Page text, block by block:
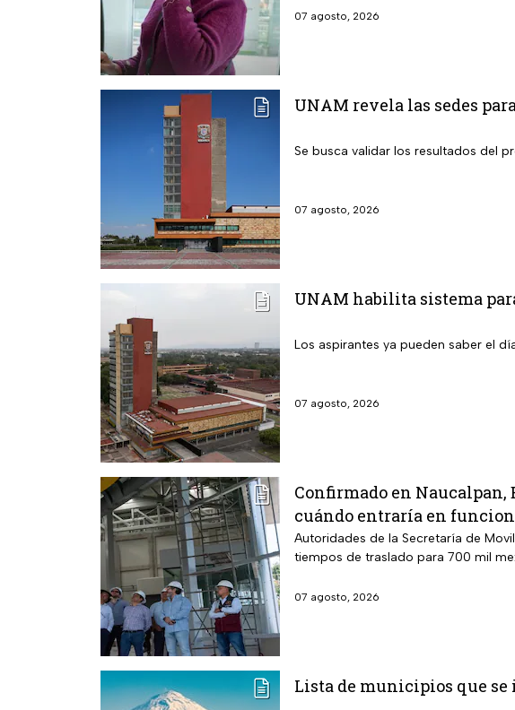
07 agosto, 2026
UNAM revela las sedes
Se busca validar los resultados del
07 agosto, 2026
UNAM habilita sistema
Los aspirantes ya pueden saber el
07 agosto, 2026
Confirmado en Naucalpan,
cuándo entraría en
Autoridades de la Secretaría de
tiempos de traslado para 700 mil
07 agosto, 2026
Lista de municipios que